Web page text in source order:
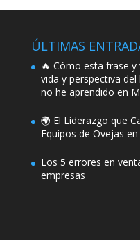
ÚLTIMAS
🔥 Cómo esta frase
vida y perspectiva
no he aprendido en
🌍 El Liderazgo que
Equipos de Ovejas
Los 5 errores en
empresas